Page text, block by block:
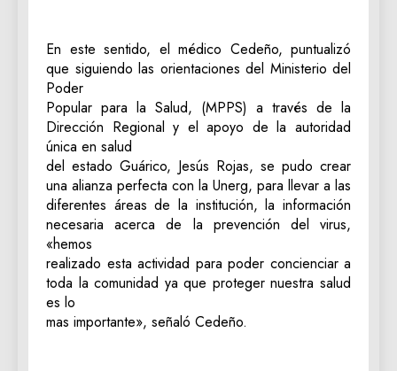
En este sentido, el médico Cedeño, puntualizó
que siguiendo las orientaciones del Ministerio del
Poder
Popular para la Salud, (MPPS) a través de la
Dirección Regional y el apoyo de la autoridad
única en salud
del estado Guárico, Jesús Rojas, se pudo crear
una alianza perfecta con la Unerg, para llevar a las
diferentes áreas de la institución, la información
necesaria acerca de la prevención del virus,
«hemos
realizado esta actividad para poder concienciar a
toda la comunidad ya que proteger nuestra salud
es lo
mas importante», señaló Cedeño.